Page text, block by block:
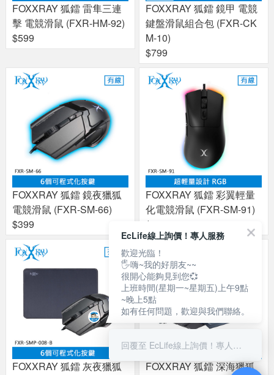
FOXXRAY 狐鐳 雷隼三連
擊 電競滑鼠 (FXR-HM-92)
$599
FOXXRAY 狐鐳 鏡甲 電競
鍵盤滑鼠組合包 (FXR-CK
M-10)
$799
FOXXRAY 狐鐳 鏡夜獵狐
電競滑鼠 (FXR-SM-66)
$399
FOXXRAY 狐鐳 彩翼輕量
化電競滑鼠 (FXR-SM-91)
$399
FOXXRAY 狐鐳 灰夜獵狐
FOXXRAY 狐鐳 深海獵狐
EcLife線上詢價！專人服務
歡迎光臨！
🖐嗨~我的好朋友~~
很開心能夠見到您💞
上班時間(星期一~星期五)上午9點
~晚上5點
如有任何問題，歡迎與我們聯絡。
回覆至 EcLife線上詢價！專人服務